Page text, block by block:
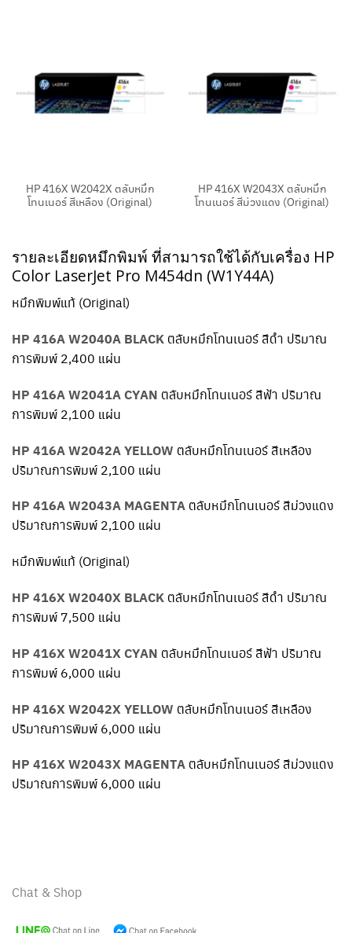
HP 416X W2042X ตลับหมึก
โทนเนอร์ สีเหลือง (Original)
HP 416X W2043X ตลับหมึก
โทนเนอร์ สีม่วงแดง (Original)
รายละเอียดหมึกพิมพ์ ที่สามารถใช้ได้กับเครื่อง HP
Color LaserJet Pro M454dn (W1Y44A)
หมึกพิมพ์แท้ (Original)
HP 416A W2040A BLACK ตลับหมึกโทนเนอร์ สีดำ ปริมาณ
การพิมพ์ 2,400 แผ่น
HP 416A W2041A CYAN ตลับหมึกโทนเนอร์ สีฟ้า ปริมาณ
การพิมพ์ 2,100 แผ่น
HP 416A W2042A YELLOW ตลับหมึกโทนเนอร์ สีเหลือง
ปริมาณการพิมพ์ 2,100 แผ่น
HP 416A W2043A MAGENTA ตลับหมึกโทนเนอร์ สีม่วงแดง
ปริมาณการพิมพ์ 2,100 แผ่น
หมึกพิมพ์แท้ (Original)
HP 416X W2040X BLACK ตลับหมึกโทนเนอร์ สีดำ ปริมาณ
การพิมพ์ 7,500 แผ่น
HP 416X W2041X CYAN ตลับหมึกโทนเนอร์ สีฟ้า ปริมาณ
การพิมพ์ 6,000 แผ่น
HP 416X W2042X YELLOW ตลับหมึกโทนเนอร์ สีเหลือง
ปริมาณการพิมพ์ 6,000 แผ่น
HP 416X W2043X MAGENTA ตลับหมึกโทนเนอร์ สีม่วงแดง
ปริมาณการพิมพ์ 6,000 แผ่น
Chat & Shop